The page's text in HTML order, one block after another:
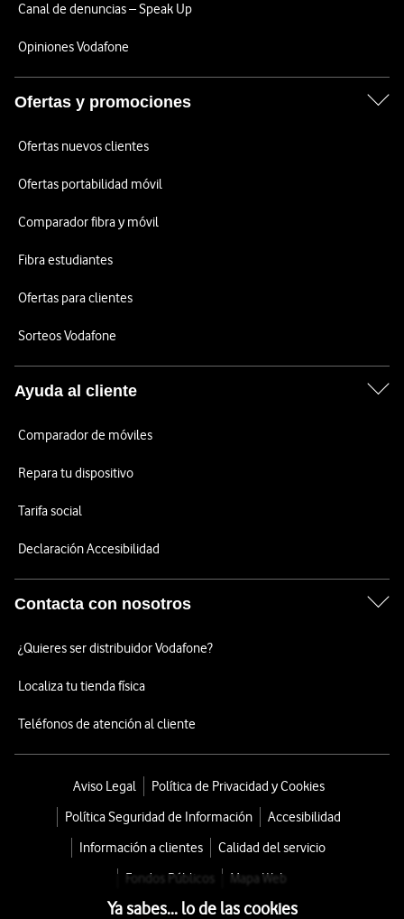
Canal de denuncias – Speak Up
Opiniones Vodafone
Ofertas y promociones
Ofertas nuevos clientes
Ofertas portabilidad móvil
Comparador fibra y móvil
Fibra estudiantes
Ofertas para clientes
Sorteos Vodafone
Ayuda al cliente
Comparador de móviles
Repara tu dispositivo
Tarifa social
Declaración Accesibilidad
Contacta con nosotros
¿Quieres ser distribuidor Vodafone?
Localiza tu tienda física
Teléfonos de atención al cliente
Aviso Legal
Política de Privacidad y Cookies
Política Seguridad de Información
Accesibilidad
Información a clientes
Calidad del servicio
Fondos Públicos
Mapa Web
Ya sabes... lo de las cookies